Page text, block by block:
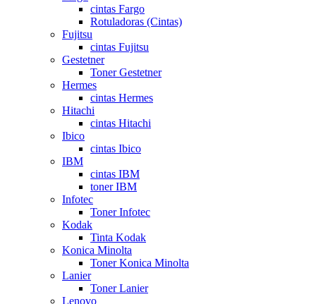
cintas Fargo
Rotuladoras (Cintas)
Fujitsu
cintas Fujitsu
Gestetner
Toner Gestetner
Hermes
cintas Hermes
Hitachi
cintas Hitachi
Ibico
cintas Ibico
IBM
cintas IBM
toner IBM
Infotec
Toner Infotec
Kodak
Tinta Kodak
Konica Minolta
Toner Konica Minolta
Lanier
Toner Lanier
Lenovo